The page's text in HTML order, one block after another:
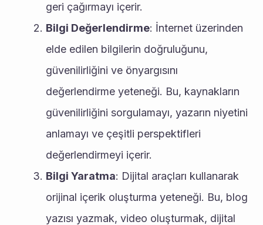
geri çağırmayı içerir.
Bilgi Değerlendirme: İnternet üzerinden
elde edilen bilgilerin doğruluğunu,
güvenilirliğini ve önyargısını
değerlendirme yeteneği. Bu, kaynakların
güvenilirliğini sorgulamayı, yazarın niyetini
anlamayı ve çeşitli perspektifleri
değerlendirmeyi içerir.
Bilgi Yaratma: Dijital araçları kullanarak
orijinal içerik oluşturma yeteneği. Bu, blog
yazısı yazmak, video oluşturmak, dijital